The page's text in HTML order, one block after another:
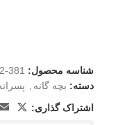
شناسه محصول: 381-382
دسته: بچه گانه
اشتراک گذاری: